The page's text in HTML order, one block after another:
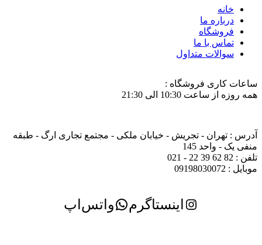
خانه
درباره ما
فروشگاه
تماس با ما
سوالات متداول
ساعات کاری فروشگاه :
همه روزه از ساعت 10:30 الی 21:30
آدرس : تهران - تجریش - خیابان ملکی - مجتمع تجاری ارگ - طبقه
منفی یک - واحد 145
تلفن : 82 62 39 22 - 021
موبایل : 09198030072
اینستاگرم واتس‌اپ